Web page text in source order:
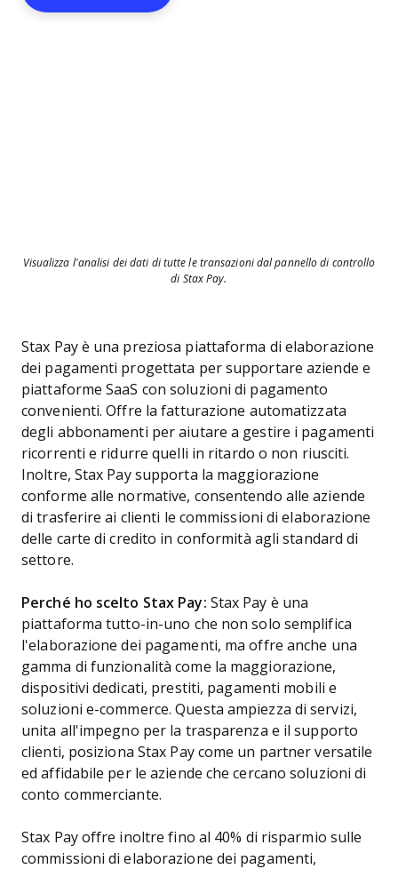
Visualizza l'analisi dei dati di tutte le transazioni dal pannello di controllo
di Stax Pay.
Stax Pay è una preziosa piattaforma di elaborazione
dei pagamenti progettata per supportare aziende e
piattaforme SaaS con soluzioni di pagamento
convenienti. Offre la fatturazione automatizzata
degli abbonamenti per aiutare a gestire i pagamenti
ricorrenti e ridurre quelli in ritardo o non riusciti.
Inoltre, Stax Pay supporta la maggiorazione
conforme alle normative, consentendo alle aziende
di trasferire ai clienti le commissioni di elaborazione
delle carte di credito in conformità agli standard di
settore.
Perché ho scelto Stax Pay: Stax Pay è una
piattaforma tutto-in-uno che non solo semplifica
l'elaborazione dei pagamenti, ma offre anche una
gamma di funzionalità come la maggiorazione,
dispositivi dedicati, prestiti, pagamenti mobili e
soluzioni e-commerce. Questa ampiezza di servizi,
unita all'impegno per la trasparenza e il supporto
clienti, posiziona Stax Pay come un partner versatile
ed affidabile per le aziende che cercano soluzioni di
conto commerciante.
Stax Pay offre inoltre fino al 40% di risparmio sulle
commissioni di elaborazione dei pagamenti,